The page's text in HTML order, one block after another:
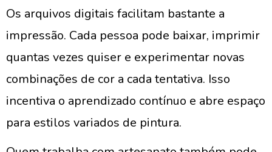
Os arquivos digitais facilitam bastante a
impressão. Cada pessoa pode baixar, imprimir
quantas vezes quiser e experimentar novas
combinações de cor a cada tentativa. Isso
incentiva o aprendizado contínuo e abre espaço
para estilos variados de pintura.